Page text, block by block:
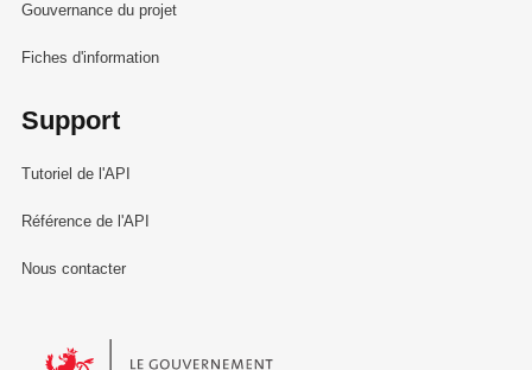
Gouvernance du projet
Fiches d'information
Support
Tutoriel de l'API
Référence de l'API
Nous contacter
Le Gouvernement du Grand-Duché de Luxembourg - Service